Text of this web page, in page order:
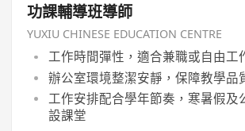
功課輔導班導師
YUXIU CHINESE EDUCATION CENTRE
工作時間彈性，適合兼職或自由工
辦公室環境整潔安靜，保障教學品
工作安排配合學年節奏，寒暑假及
設課堂